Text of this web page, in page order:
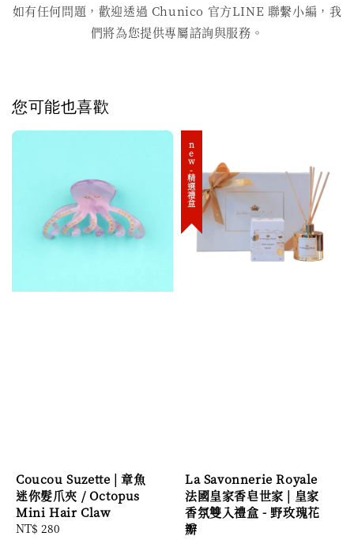
如有任何問題，歡迎透過 Chunico 官方LINE 聯繫小編，我
們將為您提供專屬諮詢與服務。
您可能也喜歡
Coucou Suzette | 章魚
迷你髮爪夾 / Octopus
Mini Hair Claw
Regular
NT$ 280
new-精選禮盒
La Savonnerie Royale
法國皇家香皂世家 | 皇家
香氛雙入禮盒 - 野玫瑰花
瓣